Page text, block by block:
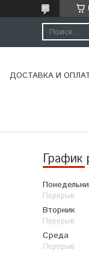
ДОСТАВКА И
График
Вторник
Среда